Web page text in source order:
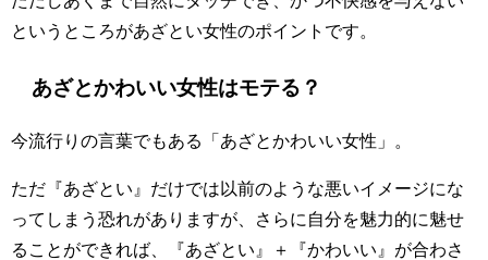
というところがあざとい女性のポイントです。
あざとかわいい女性はモテる？
今流行りの言葉でもある「あざとかわいい女性」。
ただ『あざとい』だけでは以前のような悪いイメージにな
ってしまう恐れがありますが、さらに自分を魅力的に魅せ
ることができれば、『あざとい』＋『かわいい』が合わさ